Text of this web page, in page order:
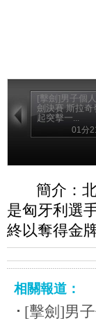
[擊劍]男子個
劍決賽 斯拉奇
起突擊一...
01分
簡介：
是匈牙利選
終以奪得金牌
相關報道：
[擊劍]男